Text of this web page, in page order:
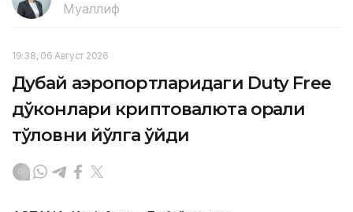
Муаллиф
19:38, 06 Август 2026
Дубай аэропортларидаги Duty Free
дўконлари криптовалюта орқали
тўловни йўлга қўйди